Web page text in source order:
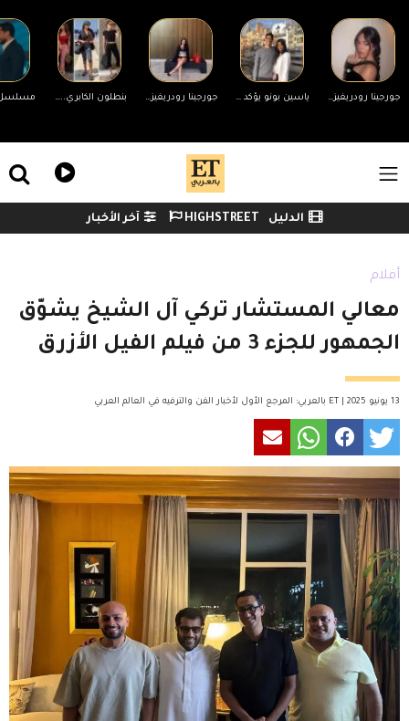
جورجينا رودريغيز ترد على التنمر بسبب جسمها.. ورونالدو يدعمها ياسين بونو يؤكد انفصاله عن زوجته لأول مرة وينهي الجدل جورجينا رودريغيز ترد على منتقدي جسمها بنطلون الكابري... الصيحة المفضلة لدى المؤثرات العربيات
Menu
Watch menu الدليل HIGHSTREET آخر الأخبار
أفلام
معالي المستشار تركي آل الشيخ يشوّق
الجمهور للجزء 3 من فيلم الفيل الأزرق
13 يونيو 2025 | ET بالعربي: المرجع الأول لأخبار الفن والترفيه في العالم العربي